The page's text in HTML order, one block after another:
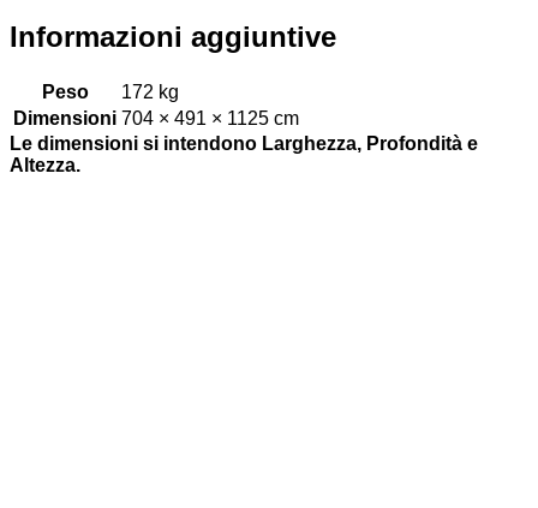
Informazioni aggiuntive
Peso
172 kg
Dimensioni 704 × 491 × 1125 cm
Le dimensioni si intendono Larghezza, Profondità e
Altezza.